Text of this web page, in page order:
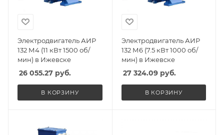
Электродвигатель АИР
132 М4 (11 кВт 1500 об/
мин) в Ижевске
26 055.27 руб.
В КОРЗИНУ
Электродвигатель АИР
132 М6 (7.5 кВт 1000 об/
мин) в Ижевске
27 324.09руб.
В КОРЗИНУ